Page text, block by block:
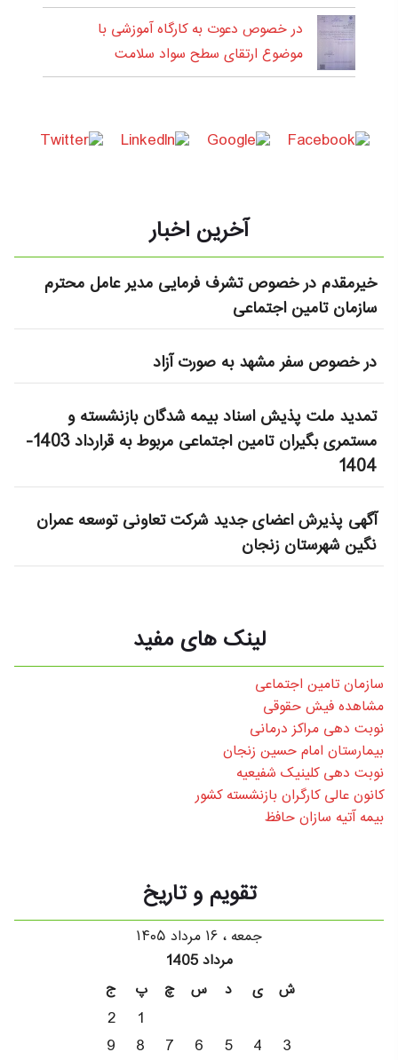
در خصوص دعوت به کارگاه آموزشی با
موضوع ارتقای سطح سواد سلامت
آخرین اخبار
خیرمقدم در خصوص تشرف فرمایی مدیر عامل محترم
سازمان تامین اجتماعی
در خصوص سفر مشهد به صورت آزاد
تمدید ملت پذیش اسناد بیمه شدگان بازنشسته و
مستمری بگیران تامین اجتماعی مربوط به قرارداد 1403-
1404
آگهی پذیرش اعضای جدید شرکت تعاونی توسعه عمران
نگین شهرستان زنجان
لینک های مفید
سازمان تامین اجتماعی
مشاهده فیش حقوقی
نوبت دهی مراکز درمانی
بیمارستان امام حسین زنجان
نوبت دهی کلینیک شفیعیه
کانون عالی کارگران بازنشسته کشور
بیمه آتیه سازان حافظ
تقویم و تاریخ
جمعه ، ۱۶ مرداد ۱۴۰۵
مرداد 1405
ج
پ چ س د ی
ش
2
1
9
8 7 6 5 4
3